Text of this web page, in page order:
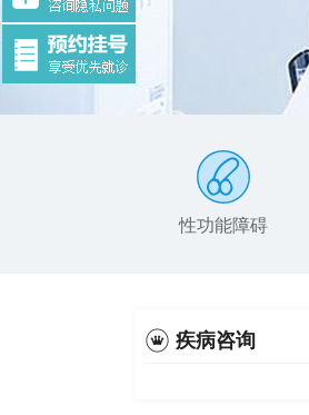
性功能障碍
疾病咨询